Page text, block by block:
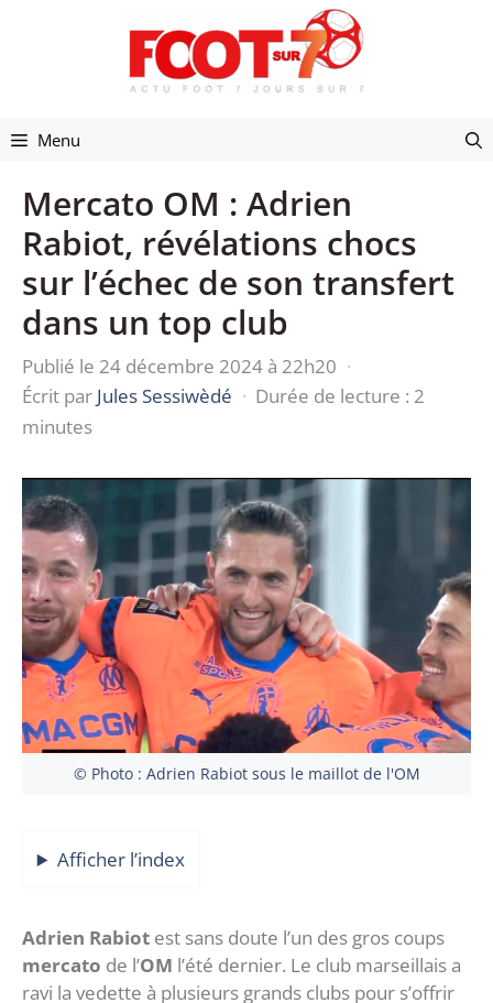
Menu
Mercato OM : Adrien
Rabiot, révélations chocs
sur l’échec de son transfert
dans un top club
Publié le 24 décembre 2024 à 22h20 ·
Écrit par Jules Sessiwèdé · Durée de lecture : 2
minutes
© Photo : Adrien Rabiot sous le maillot de l'OM
Afficher l’index
Adrien Rabiot est sans doute l’un des gros coups
mercato de l’OM l’été dernier. Le club marseillais a
ravi la vedette à plusieurs grands clubs pour s’offrir